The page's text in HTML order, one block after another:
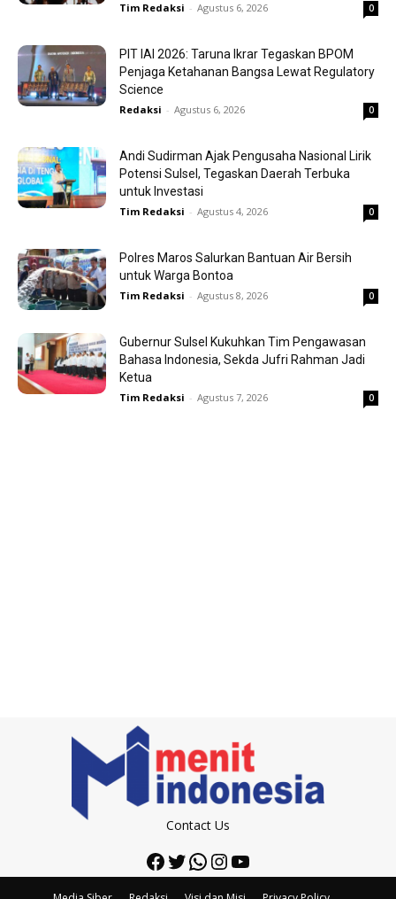
Tim Redaksi - Agustus 6, 2026 0
PIT IAI 2026: Taruna Ikrar Tegaskan BPOM
Penjaga Ketahanan Bangsa Lewat Regulatory
Science
Redaksi - Agustus 6, 2026 0
Andi Sudirman Ajak Pengusaha Nasional Lirik
Potensi Sulsel, Tegaskan Daerah Terbuka
untuk Investasi
Tim Redaksi - Agustus 4, 2026 0
Polres Maros Salurkan Bantuan Air Bersih
untuk Warga Bontoa
Tim Redaksi - Agustus 8, 2026 0
Gubernur Sulsel Kukuhkan Tim Pengawasan
Bahasa Indonesia, Sekda Jufri Rahman Jadi
Ketua
Tim Redaksi - Agustus 7, 2026 0
Contact Us
Facebook
Twitter
WhatsApp
Instagram
YouTube